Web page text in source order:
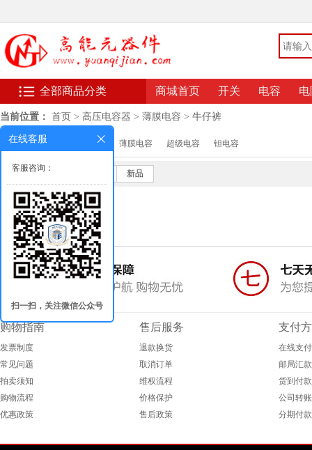
全部商品分类 商城首页 开关 电容
当前位置： 首页 > 高压电容器 > 薄膜电容 > 牛仔裤
分类： 陶瓷电容 薄膜电容 超级电容 钽电容
默认 新品
购物指南
发票制度
常见问题
拍卖须知
购物流程
优惠政策
售后服务
退款换货
取消订单
维权流程
价格保护
售后政策
支付
在线支付
邮局汇款
货到付款
公司转账
分期付款
在线客服
客服咨询：
扫一扫，关注微信公众号